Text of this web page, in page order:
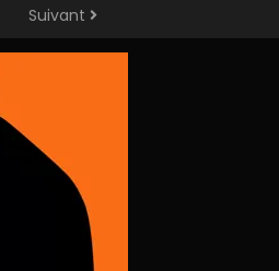
Suivant